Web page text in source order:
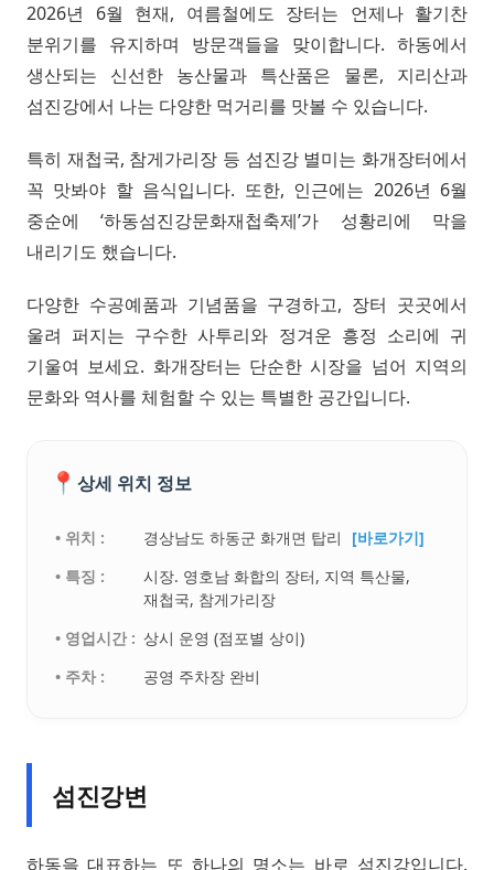
2026년 6월 현재, 여름철에도 장터는 언제나 활기찬
분위기를 유지하며 방문객들을 맞이합니다. 하동에서
생산되는 신선한 농산물과 특산품은 물론, 지리산과
섬진강에서 나는 다양한 먹거리를 맛볼 수 있습니다.
특히 재첩국, 참게가리장 등 섬진강 별미는 화개장터에서
꼭 맛봐야 할 음식입니다. 또한, 인근에는 2026년 6월
중순에 ‘하동섬진강문화재첩축제’가 성황리에 막을
내리기도 했습니다.
다양한 수공예품과 기념품을 구경하고, 장터 곳곳에서
울려 퍼지는 구수한 사투리와 정겨운 흥정 소리에 귀
기울여 보세요. 화개장터는 단순한 시장을 넘어 지역의
문화와 역사를 체험할 수 있는 특별한 공간입니다.
📍 상세 위치 정보
• 위치 : 경상남도 하동군 화개면 탑리
[바로가기]
• 특징 :
시장. 영호남 화합의 장터, 지역 특산물,
재첩국, 참게가리장
• 영업시간 : 상시 운영 (점포별 상이)
• 주차 :
공영 주차장 완비
섬진강변
하동을 대표하는 또 하나의 명소는 바로 섬진강입니다.